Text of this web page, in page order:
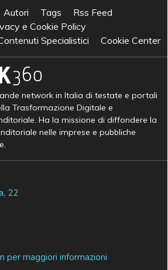
Autori Tags
Rss Feed
e Cookie Policy
Specialistici
Cookie Center
network in Italia di testate e portali
Trasformazione Digitale e
Ha la missione di diffondere la
nelle imprese e pubbliche
22
per maggiori informazioni